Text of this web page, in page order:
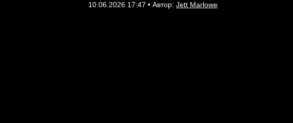
10.06.2026 17:47 • Автор: Jett Marlowe